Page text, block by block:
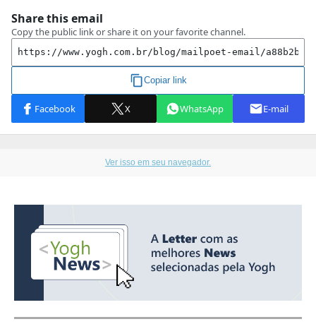
Ver isso em seu navegador.